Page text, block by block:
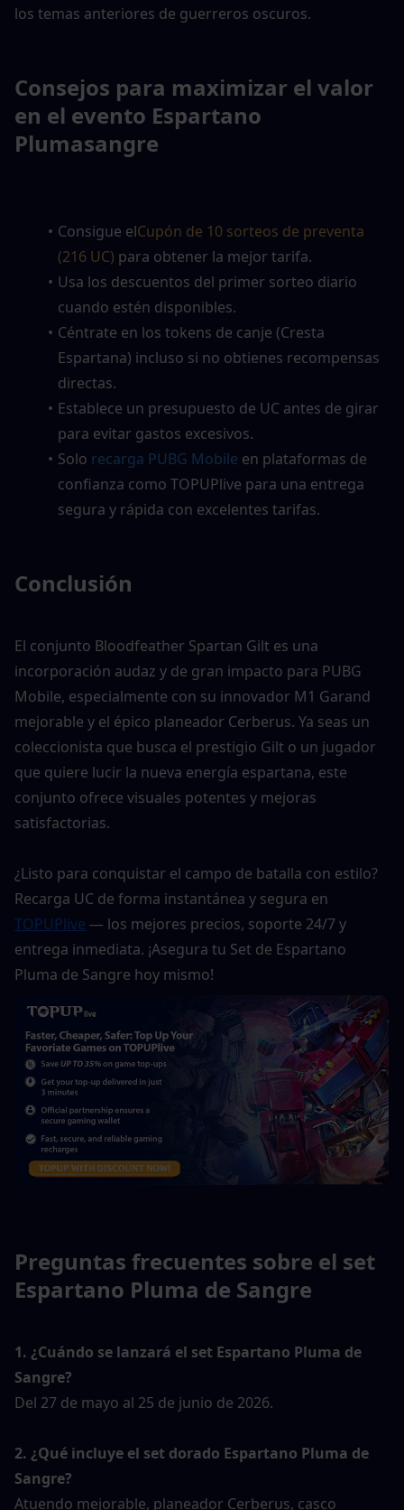
los temas anteriores de guerreros oscuros.
Consejos para maximizar el valor
en el evento Espartano
Plumasangre
Consigue elCupón de 10 sorteos de preventa
(216 UC) para obtener la mejor tarifa.
Usa los descuentos del primer sorteo diario
cuando estén disponibles.
Céntrate en los tokens de canje (Cresta
Espartana) incluso si no obtienes recompensas
directas.
Establece un presupuesto de UC antes de girar
para evitar gastos excesivos.
Solo recarga PUBG Mobile en plataformas de
confianza como TOPUPlive para una entrega
segura y rápida con excelentes tarifas.
Conclusión
El conjunto Bloodfeather Spartan Gilt es una
incorporación audaz y de gran impacto para PUBG
Mobile, especialmente con su innovador M1 Garand
mejorable y el épico planeador Cerberus. Ya seas un
coleccionista que busca el prestigio Gilt o un jugador
que quiere lucir la nueva energía espartana, este
conjunto ofrece visuales potentes y mejoras
satisfactorias.
¿Listo para conquistar el campo de batalla con estilo?
TOPUPlive — los mejores precios, soporte 24/7 y
entrega inmediata. ¡Asegura tu Set de Espartano
Pluma de Sangre hoy mismo!
Preguntas frecuentes sobre el set
Espartano Pluma de Sangre
1. ¿Cuándo se lanzará el set Espartano Pluma de
Sangre?
Del 27 de mayo al 25 de junio de 2026.
2. ¿Qué incluye el set dorado Espartano Pluma de
Sangre?
Atuendo mejorable, planeador Cerberus, casco